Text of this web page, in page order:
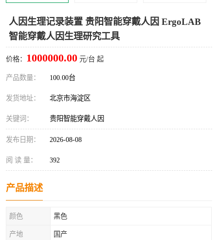
人因生理记录装置 贵阳智能穿戴人因 ErgoLAB
智能穿戴人因生理研究工具
价格： 1000000.00 元/台 起
产品数量： 100.00台
发货地址： 北京市海淀区
关键词： 贵阳智能穿戴人因
发布日期： 2026-08-08
阅 读 量： 392
产品描述
颜色 黑色
产地 国产